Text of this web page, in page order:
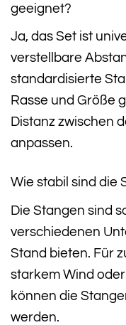
geeignet?
Ja, das Set ist
verstellbare
standardisierte
Rasse und Größe
Distanz zwischen
anpassen.
Wie stabil sind die
Die Stangen sind
verschiedenen
Stand bieten. Für
starkem Wind
können die
werden.